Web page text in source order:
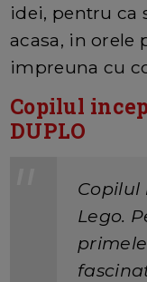
idei, pentru ca
acasa, in orele
impreuna cu
Copilul
DUPLO
Copilul
Lego.